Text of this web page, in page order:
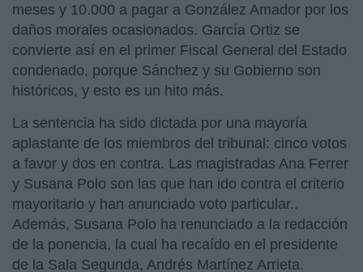
meses y 10.000 a pagar a González Amador por los
daños morales ocasionados. García Ortiz se
convierte así en el primer Fiscal General del Estado
condenado, porque Sánchez y su Gobierno son
históricos, y esto es un hito más.
La sentencia ha sido dictada por una mayoría
aplastante de los miembros del tribunal: cinco votos
a favor y dos en contra. Las magistradas Ana Ferrer
y Susana Polo son las que han ido contra el criterio
mayoritario y han anunciado voto particular..
Además, Susana Polo ha renunciado a la redacción
de la ponencia, la cual ha recaído en el presidente
de la Sala Segunda, Andrés Martínez Arrieta.